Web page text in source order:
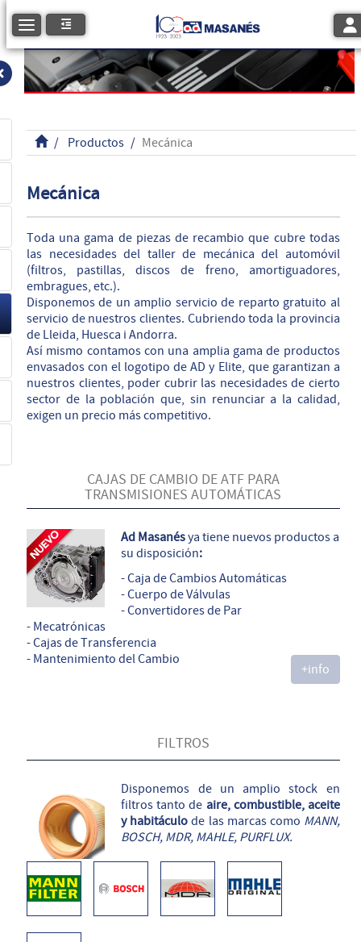
Toggle navigation
Productos Mecánica
Mecánica
Toda una gama de piezas de recambio que cubre todas
las necesidades del taller de mecánica del automóvil
(filtros, pastillas, discos de freno, amortiguadores,
embragues, etc.).
Disponemos de un amplio servicio de reparto gratuito al
servicio de nuestros clientes. Cubriendo toda la provincia
de Lleida, Huesca i Andorra.
Así mismo contamos con una amplia gama de productos
envasados con el logotipo de AD y Elite, que garantizan a
nuestros clientes, poder cubrir las necesidades de cierto
sector de la población que, sin renunciar a la calidad,
exigen un precio más competitivo.
CAJAS DE CAMBIO DE ATF PARA
TRANSMISIONES AUTOMÁTICAS
Ad Masanésya tiene nuevos productos a
su disposición:
- Caja de Cambios Automáticas
- Cuerpo de Válvulas
- Convertidores de Par
- Mecatrónicas
- Cajas de Transferencia
- Mantenimiento del Cambio
+info
FILTROS
Disponemos de un amplio stock en
filtros tanto de aire, combustible, aceite
y habitáculo de las marcas como MANN,
BOSCH, MDR, MAHLE, PURFLUX.